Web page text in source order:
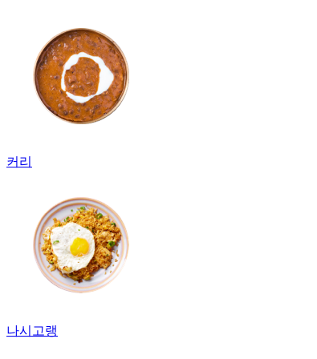
커리
나시고랭